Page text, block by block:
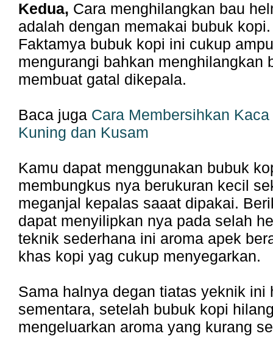
Kedua, Cara menghilangkan bau
adalah dengan memakai bubuk
Faktamya bubuk kopi ini cukup
mengurangi bahkan menghilangkan
membuat gatal dikepala.
Baca juga Cara Membersihkan
Kuning dan Kusam
Kamu dapat menggunakan bubuk
membungkus nya berukuran kecil
meganjal kepalas saaat dipakai.
dapat menyilipkan nya pada selah
teknik sederhana ini aroma apek
khas kopi yag cukup menyegarkan.
Sama halnya degan tiatas yeknik ini
sementara, setelah bubuk kopi
mengeluarkan aroma yang kurang